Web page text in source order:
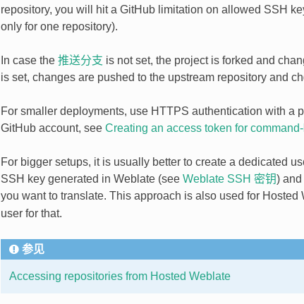
repository, you will hit a GitHub limitation on allowed SSH
only for one repository).
In case the 推送分支 is not set, the project is forked and
is set, changes are pushed to the upstream repository and
For smaller deployments, use HTTPS authentication with a
GitHub account, see Creating an access token for
For bigger setups, it is usually better to create a dedicated
SSH key generated in Weblate (see Weblate SSH 密钥)
you want to translate. This approach is also used for Hosted
user for that.
参见
Accessing repositories from Hosted Weblate